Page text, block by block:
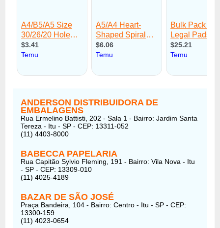
ANDERSON DISTRIBUIDORA DE
EMBALAGENS
Rua Ermelino Battisti, 202 - Sala 1 - Bairro: Jardim Santa
Tereza - Itu - SP - CEP: 13311-052
(11) 4403-8000
BABECCA PAPELARIA
Rua Capitão Sylvio Fleming, 191 - Bairro: Vila Nova - Itu
- SP - CEP: 13309-010
(11) 4025-4189
BAZAR DE SÃO JOSÉ
Praça Bandeira, 104 - Bairro: Centro - Itu - SP - CEP:
13300-159
(11) 4023-0654